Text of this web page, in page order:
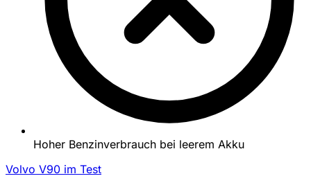
Hoher Benzinverbrauch bei leerem Akku
Volvo V90 im Test